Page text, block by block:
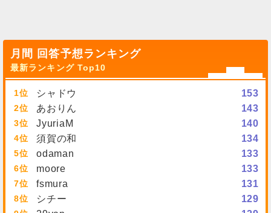
月間 回答予想ランキング
最新ランキング Top10
1 シャドウ 153
2 あおりん 143
3 JyuriaM 140
4 須賀の和 134
5 odaman 133
6 moore 133
7 fsmura 131
8 シチー 129